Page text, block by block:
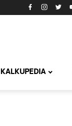
KALKUPEDIA